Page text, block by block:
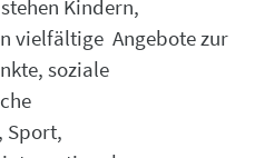
Kindern,
vielfältige Angebote zur
soziale
Sport,